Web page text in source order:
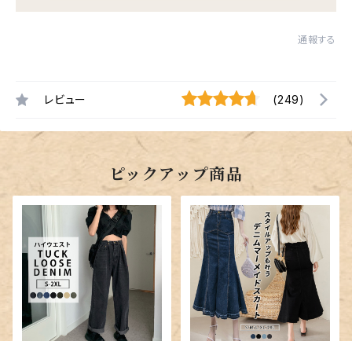
通報する
レビュー (249)
ピックアップ商品